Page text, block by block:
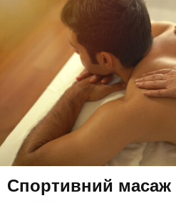
Спортивний масаж